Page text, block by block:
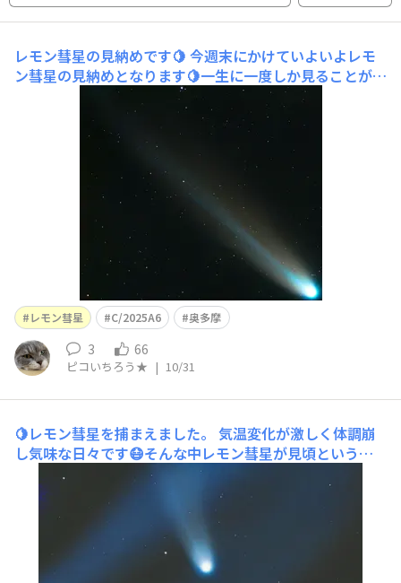
レモン彗星の見納めです🍋 今週末にかけていよいよレモ
ン彗星の見納めとなります🍋一生に一度しか見ることがで
きないということで、10/30奥多摩にあるブリヂストン奥
多摩園のパークゴルフ場に許可を頂きお邪魔しまして、撮
影を試みました📷まずは、現地でのレモン彗星位置確認で
す。ステラリウムというアプリを用いて確認です。18時頃
レモン彗星 C/2025A6 奥多摩
3 66
ピコいちろう★ | 10/31
🍋レモン彗星を捕まえました。 気温変化が激しく体調崩
し気味な日々です😷そんな中レモン彗星が見頃というニ
ュースを見ました📺これを逃すと次見える機会が1000年
以上ということです🤩詳しい情報は天文台のほしぞら情報
に色々書いております👇https://www.nao.ac.jp/astro/sk
y/2025/10-topics03.h